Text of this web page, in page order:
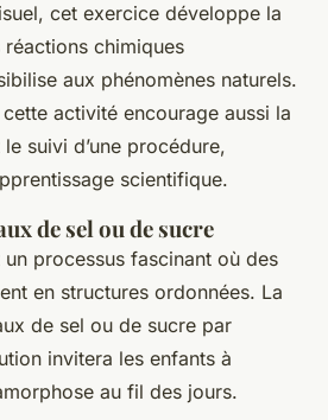
cet exercice développe la
chimiques
aux phénomènes naturels.
activité encourage aussi la
suivi d’une procédure,
scientifique.
de sel ou de sucre
processus fascinant où des
en structures ordonnées. La
de sel ou de sucre par
invitera les enfants à
au fil des jours.